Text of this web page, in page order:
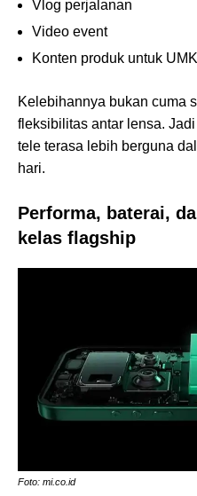
Vlog perjalanan
Video event
Konten produk untuk
Kelebihannya bukan cuma
fleksibilitas antar lensa.
tele terasa lebih berguna
hari.
Performa, baterai,
kelas flagship
Foto: mi.co.id